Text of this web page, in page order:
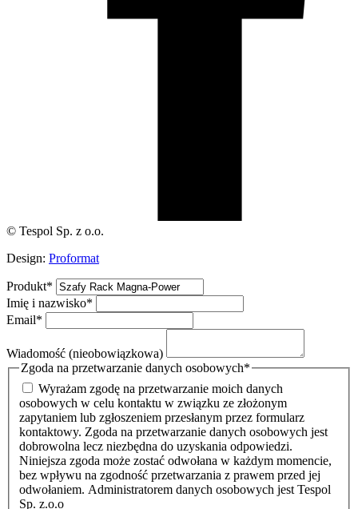
© Tespol Sp. z o.o.
Design: Proformat
Produkt*
Imię i nazwisko*
Email*
Wiadomość (nieobowiązkowa)
Zgoda na przetwarzanie danych osobowych*
Wyrażam zgodę na przetwarzanie moich danych
osobowych w celu kontaktu w związku ze złożonym
zapytaniem lub zgłoszeniem przesłanym przez formularz
kontaktowy. Zgoda na przetwarzanie danych osobowych jest
dobrowolna lecz niezbędna do uzyskania odpowiedzi.
Niniejsza zgoda może zostać odwołana w każdym momencie,
bez wpływu na zgodność przetwarzania z prawem przed jej
odwołaniem. Administratorem danych osobowych jest Tespol
Sp. z.o.o